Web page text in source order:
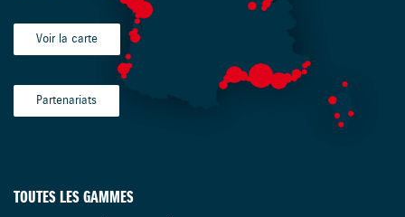
Voir la carte
Partenariats
TOUTES LES GAMMES